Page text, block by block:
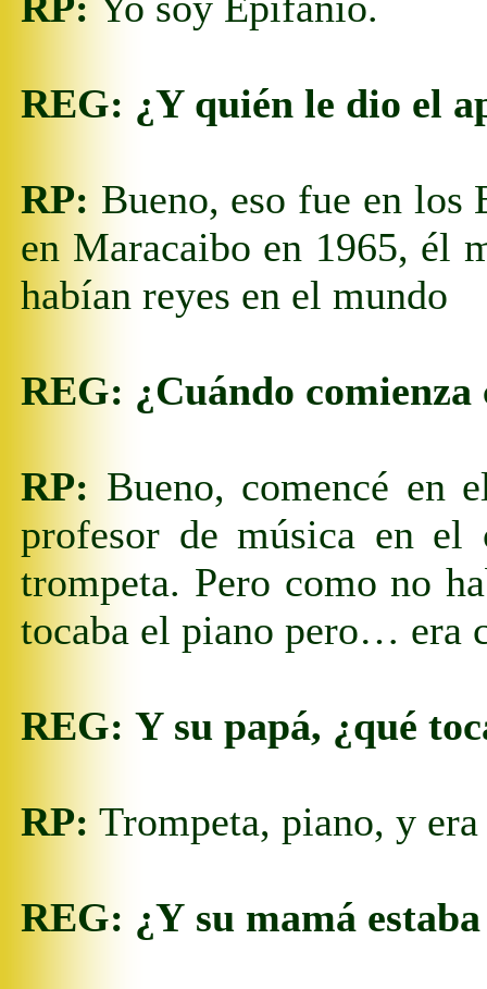
REG: ¿Y quién le dio el
RP: Bueno, eso fue en los
en Maracaibo en 1965, él
habían reyes en el mundo
REG: ¿Cuándo
RP: Bueno, comencé en
profesor de música en el
trompeta. Pero como no
tocaba el piano pero… era
REG: Y su papá, ¿qué
RP: Trompeta, piano, y
REG: ¿Y su mamá